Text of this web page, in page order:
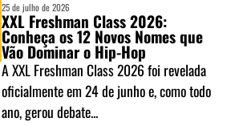
25 de julho de 2026
XXL Freshman Class 2026:
Conheça os 12 Novos Nomes que
Vão Dominar o Hip-Hop
A XXL Freshman Class 2026 foi revelada
oficialmente em 24 de junho e, como todo
ano, gerou debate...